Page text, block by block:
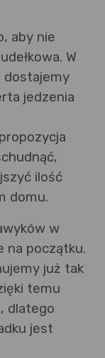
aby nie
W
dostajemy
jedzenia
ilość
domu.
w
na początku.
już tak
temu
dlatego
jest